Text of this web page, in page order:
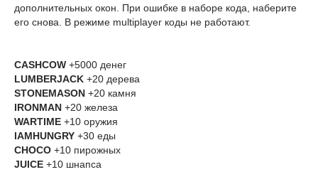
дополнительных окон. При ошибке в наборе кода, наберите
его снова. В режиме multiplayer коды не работают.
CASHCOW +5000 денег
LUMBERJACK +20 дерева
STONEMASON +20 камня
IRONMAN +20 железа
WARTIME +10 оружия
IAMHUNGRY +30 еды
CHOCO +10 пирожных
JUICE +10 шнапса